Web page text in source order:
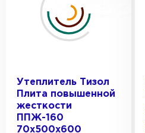
Утеплитель Тизол
Плита повышенной
жесткости
ППЖ-160
70х500х600